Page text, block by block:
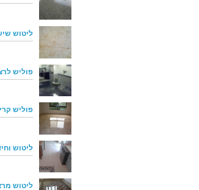
ליטוש
פוליש
פוליש
ליטוש
ליטוש